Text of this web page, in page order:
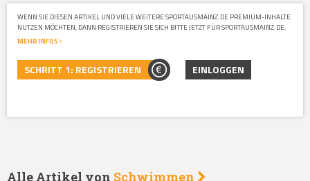
WENN SIE DIESEN ARTIKEL UND VIELE WEITERE SPORTAUSMAINZ.DE PREMIUM-INHALTE
NUTZEN MÖCHTEN, DANN REGISTRIEREN SIE SICH BITTE JETZT FÜR SPORTAUSMAINZ.DE.
MEHR INFOS
SCHRITT 1: REGISTRIEREN EINLOGGEN
Alle Artikel von Schwimmen